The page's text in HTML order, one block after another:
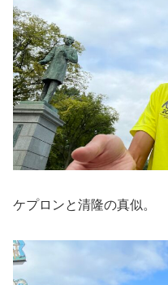
ケプロンと清隆の真似。